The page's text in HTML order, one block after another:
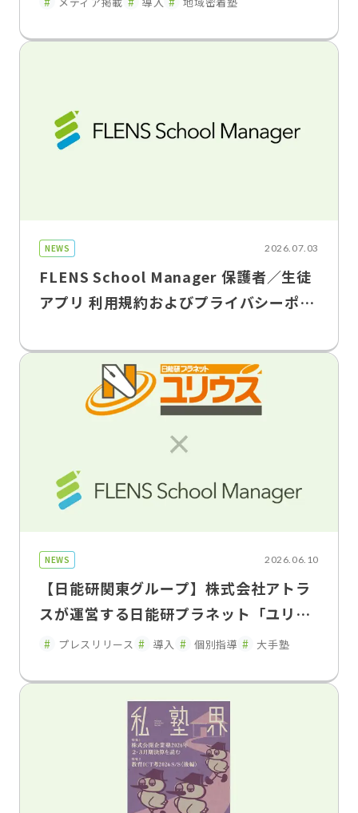
ager導入効果
NEWS 2026.07.03
FLENS School Manager 保護者／生徒
アプリ 利用規約およびプライバシーポリ
NEWS 2026.06.10
【日能研関東グループ】株式会社アトラ
スが運営する日能研プラネット「ユリウ
ス」の神奈川・東京・埼玉の 一部教室で
5月よりトライアル導入・運用開始
プレスリリース 導入 個別指導 大手塾